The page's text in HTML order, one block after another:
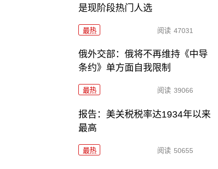
是现阶段热门人选
最热 阅读 47031
俄外交部：俄将不再维持《中导
条约》单方面自我限制
最热 阅读 39066
报告：美关税税率达1934年以来
最高
最热 阅读 50655